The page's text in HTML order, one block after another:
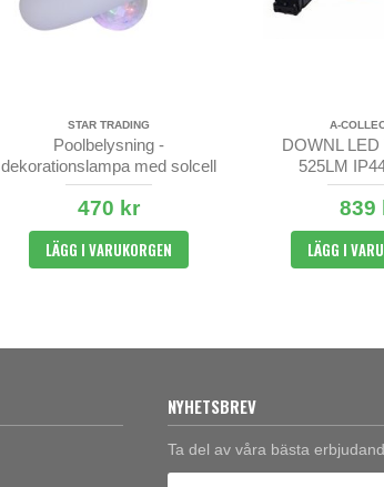
STAR TRADING
Poolbelysning -
dekorationslampa med solcell
470 kr
LÄGG I VARUKORGEN
A-
DOWNL LED
525LM
839
LÄGG I
NYHETSBREV
Ta del av våra bästa